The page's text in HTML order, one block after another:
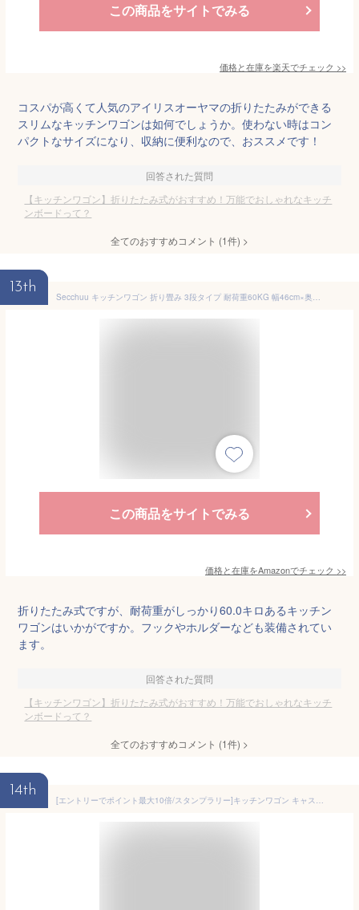
この商品をサイトでみる
価格と在庫を楽天でチェック >>
コスパが高くて人気のアイリスオーヤマの折りたたみができる
スリムなキッチンワゴンは如何でしょうか。使わない時はコン
パクトなサイズになり、収納に便利なので、おススメです！
回答された質問
【キッチンワゴン】折りたたみ式がおすすめ！万能でおしゃれなキッチ
ンボードって？
全てのおすすめコメント (1件) >
13th
Secchuu キッチンワゴン 折り畳み 3段タイプ 耐荷重60KG 幅46cm×奥行30cm×高さ82~93cm シンプルさ 収納ワゴン スチール製ボデイ キャスター付き スムース移動 吊り下げカップとフック小物収納 組立商品 (ブラック, 折畳３段)
この商品をサイトでみる
価格と在庫をAmazonでチェック >>
折りたたみ式ですが、耐荷重がしっかり60.0キロあるキッチン
ワゴンはいかがですか。フックやホルダーなども装備されてい
ます。
回答された質問
【キッチンワゴン】折りたたみ式がおすすめ！万能でおしゃれなキッチ
ンボードって？
全てのおすすめコメント (1件) >
14th
[エントリーでポイント最大10倍/スタンプラリー]キッチンワゴン キャスター付き 3段 スリム 折りたたみ 取手付き キャスター付き ワゴン ストッパー付き スチールワゴン ベビーワゴン 北欧 組立簡単 収納 キッチン 軽量 おしゃれ アイリスオーヤマ KKSW-3 KKSW-3T *